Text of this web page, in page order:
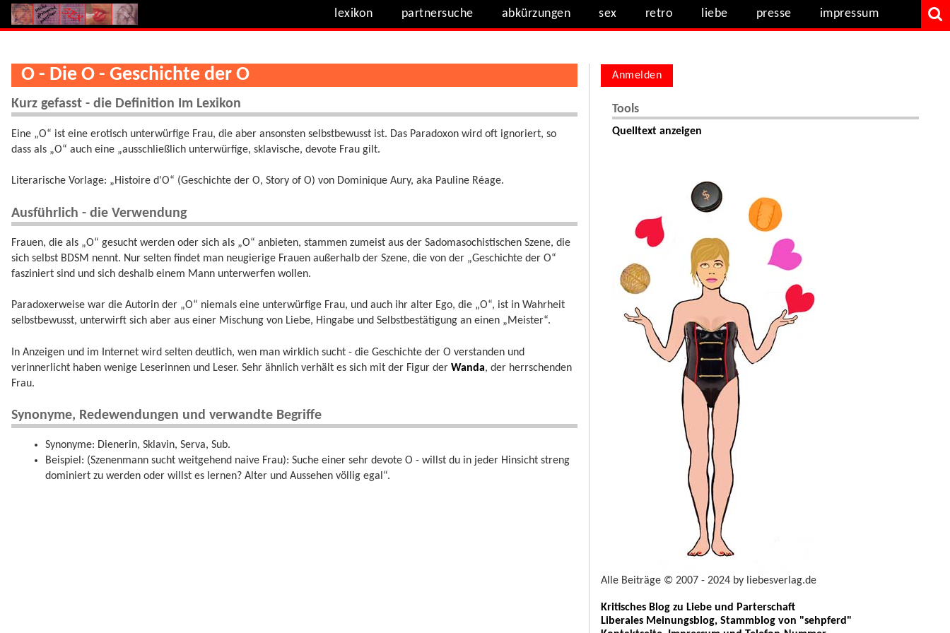
lexikon partnersuche abkürzungen sex retro liebe presse impressum
O - Die O - Geschichte der O
Kurz gefasst - die Definition Im Lexikon
Eine „O“ ist eine erotisch unterwürfige Frau, die aber ansonsten selbstbewusst ist. Das Paradoxon wird oft ignoriert, so
dass als „O“ auch eine „ausschließlich unterwürfige, sklavische, devote Frau gilt.
Literarische Vorlage: „Histoire d'O“ (Geschichte der O, Story of O) von Dominique Aury, aka Pauline Réage.
Ausführlich - die Verwendung
Frauen, die als „O“ gesucht werden oder sich als „O“ anbieten, stammen zumeist aus der Sadomasochistischen Szene, die
sich selbst BDSM nennt. Nur selten findet man neugierige Frauen außerhalb der Szene, die von der „Geschichte der O“
fasziniert sind und sich deshalb einem Mann unterwerfen wollen.
Paradoxerweise war die Autorin der „O“ niemals eine unterwürfige Frau, und auch ihr alter Ego, die „O“, ist in Wahrheit
selbstbewusst, unterwirft sich aber aus einer Mischung von Liebe, Hingabe und Selbstbestätigung an einen „Meister“.
In Anzeigen und im Internet wird selten deutlich, wen man wirklich sucht - die Geschichte der O verstanden und
verinnerlicht haben wenige Leserinnen und Leser. Sehr ähnlich verhält es sich mit der Figur der Wanda, der herrschenden
Frau.
Synonyme, Redewendungen und verwandte Begriffe
Synonyme: Dienerin, Sklavin, Serva, Sub.
Beispiel: (Szenenmann sucht weitgehend naive Frau): Suche einer sehr devote O - willst du in jeder Hinsicht streng
dominiert zu werden oder willst es lernen? Alter und Aussehen völlig egal“.
Anmelden
Tools
Quelltext anzeigen
Alle Beiträge © 2007 - 2024 by liebesverlag.de
Kritisches Blog zu Liebe und Parterschaft
Liberales Meinungsblog, Stammblog von "sehpferd"